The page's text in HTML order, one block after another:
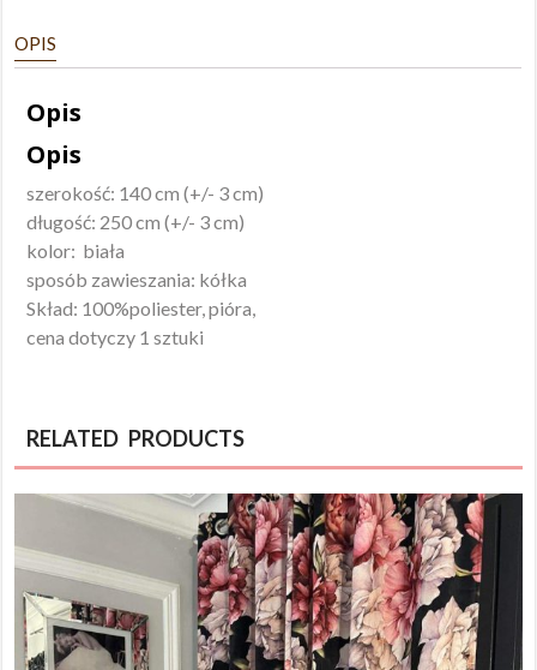
pióra
OPIS
Opis
Opis
szerokość: 140 cm (+/- 3 cm)
długość: 250 cm (+/- 3 cm)
kolor: biała
sposób zawieszania: kółka
Skład: 100%poliester, pióra,
cena dotyczy 1 sztuki
RELATED PRODUCTS